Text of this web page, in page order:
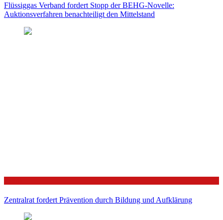
Flüssiggas Verband fordert Stopp der BEHG-Novelle:
Auktionsverfahren benachteiligt den Mittelstand
Zentralrat fordert Prävention durch Bildung und Aufklärung